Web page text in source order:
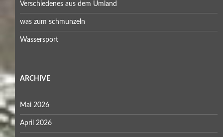
Verschiedenes aus dem Umland
was zum schmunzeln
Wassersport
ARCHIVE
Mai 2026
April 2026